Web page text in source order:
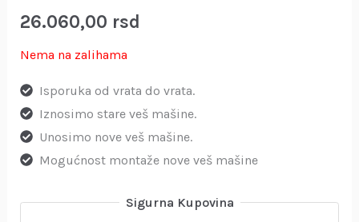
26.060,00 rsd
Nema na zalihama
Isporuka od vrata do vrata.
Iznosimo stare veš mašine.
Unosimo nove veš mašine.
Mogućnost montaže nove veš mašine
Sigurna Kupovina